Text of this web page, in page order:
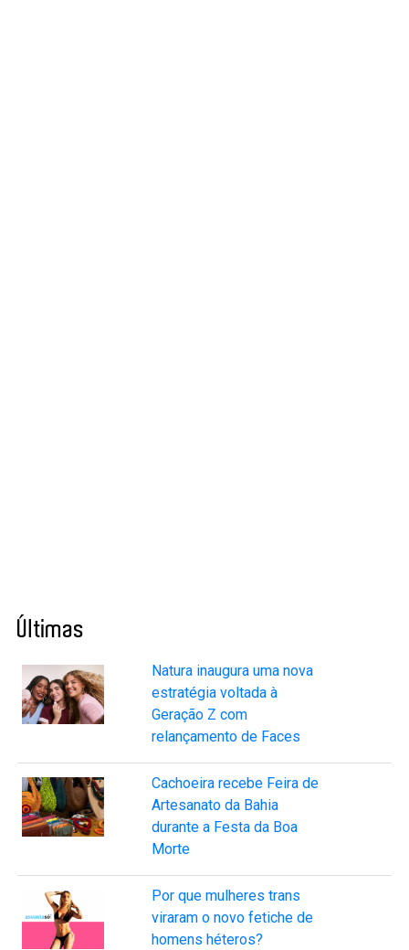
Últimas
Natura inaugura uma nova
estratégia voltada à
Geração Z com
relançamento de Faces
Cachoeira recebe Feira de
Artesanato da Bahia
durante a Festa da Boa
Morte
Por que mulheres trans
viraram o novo fetiche de
homens héteros?